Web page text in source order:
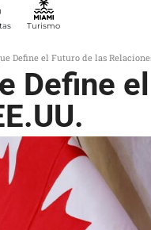
Turismo
Define el Futuro de las
Define